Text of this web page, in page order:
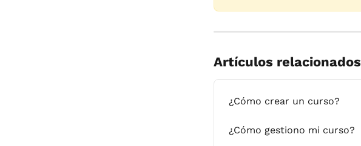
Artículos relacionados
¿Cómo crear un curso?
¿Cómo gestiono mi curso?